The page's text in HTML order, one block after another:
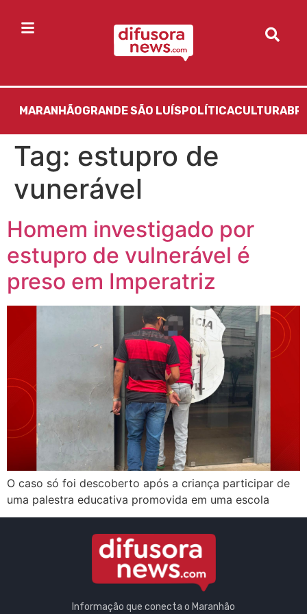
MARANHÃOGRANDE SÃO LUÍS POLÍTICACULTURA
Tag: estupro de
vunerável
Homem investigado por
estupro de vulnerável é
preso em Imperatriz
O caso só foi descoberto após a criança participar de
uma palestra educativa promovida em uma escola
Informação que conecta o Maranhão